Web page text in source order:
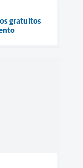
gratuitos